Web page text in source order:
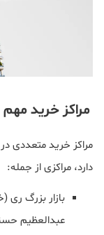
مراکز خرید مهم
دارد، مراکزی از جمله:
بازار بزرگ ری
عبدالعظیم